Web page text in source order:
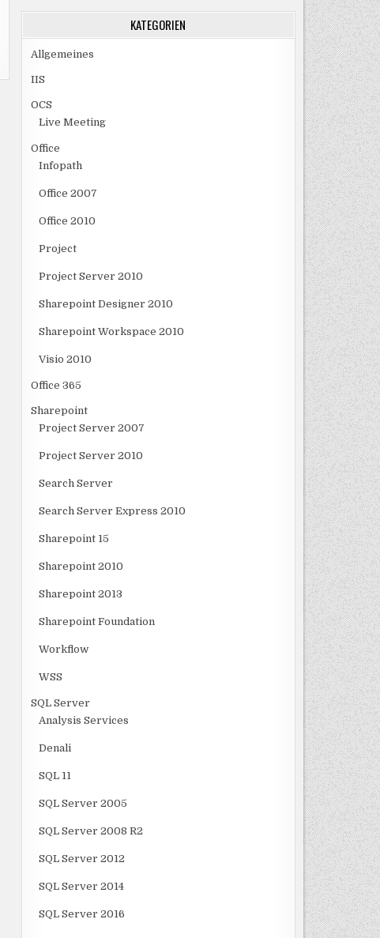
KATEGORIEN
Allgemeines
IIS
OCS
Live Meeting
Office
Infopath
Office 2007
Office 2010
Project
Project Server 2010
Sharepoint Designer 2010
Sharepoint Workspace 2010
Visio 2010
Office 365
Sharepoint
Project Server 2007
Project Server 2010
Search Server
Search Server Express 2010
Sharepoint 15
Sharepoint 2010
Sharepoint 2013
Sharepoint Foundation
Workflow
WSS
SQL Server
Analysis Services
Denali
SQL 11
SQL Server 2005
SQL Server 2008 R2
SQL Server 2012
SQL Server 2014
SQL Server 2016